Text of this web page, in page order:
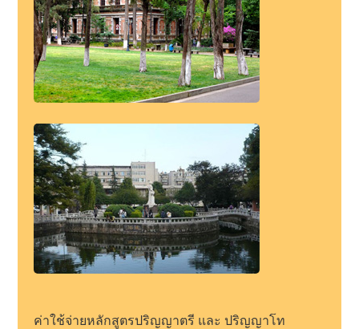
ค่าใช้จ่ายหลักสูตรปริญญาตรี และ ปริญญาโท